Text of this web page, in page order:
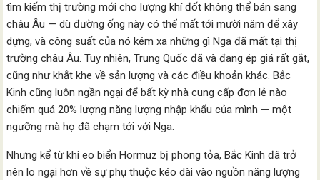
tìm kiếm thị trường mới cho lượng khí đốt không thể bán sang
châu Âu — dù đường ống này có thể mất tới mười năm để xây
dựng, và công suất của nó kém xa những gì Nga đã mất tại thị
trường châu Âu. Tuy nhiên, Trung Quốc đã và đang ép giá rất gắt,
cũng như khắt khe về sản lượng và các điều khoản khác. Bắc
Kinh cũng luôn ngần ngại để bất kỳ nhà cung cấp đơn lẻ nào
chiếm quá 20% lượng năng lượng nhập khẩu của mình — một
ngưỡng mà họ đã chạm tới với Nga.
Nhưng kể từ khi eo biển Hormuz bị phong tỏa, Bắc Kinh đã trở
nên lo ngại hơn về sự phụ thuộc kéo dài vào nguồn năng lượng